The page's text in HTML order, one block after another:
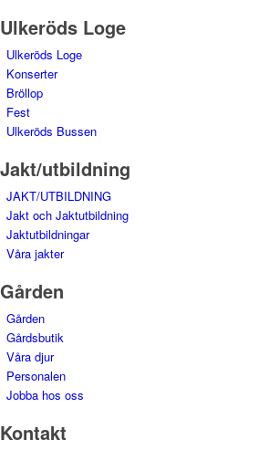
Ulkeröds Loge
Ulkeröds Loge
Konserter
Bröllop
Fest
Ulkeröds Bussen
Jakt/utbildning
JAKT/UTBILDNING
Jakt och Jaktutbildning
Jaktutbildningar
Våra jakter
Gården
Gården
Gårdsbutik
Våra djur
Personalen
Jobba hos oss
Kontakt